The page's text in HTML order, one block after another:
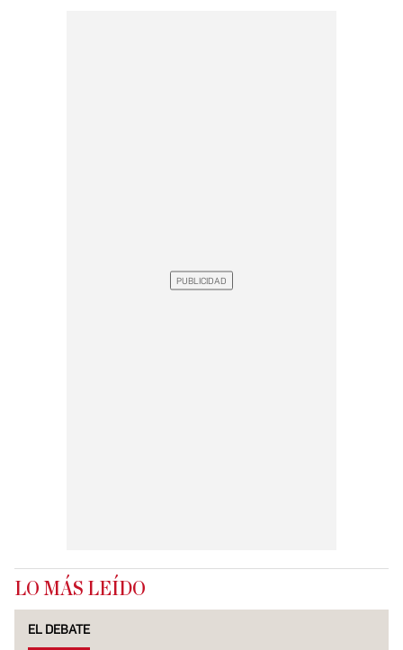
LO MÁS LEÍDO
EL DEBATE